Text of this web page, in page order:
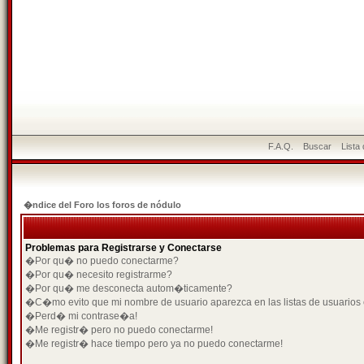
F.A.Q. Buscar Lista
�ndice del Foro los foros de nódulo
Problemas para Registrarse y Conectarse
�Por qu� no puedo conectarme?
�Por qu� necesito registrarme?
�Por qu� me desconecta autom�ticamente?
�C�mo evito que mi nombre de usuario aparezca en las listas de usuarios
�Perd� mi contrase�a!
�Me registr� pero no puedo conectarme!
�Me registr� hace tiempo pero ya no puedo conectarme!